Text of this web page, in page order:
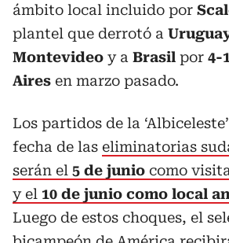
ámbito local incluido por
plantel que derrotó a
Montevideo y a Brasil por 4-
Aires en marzo pasado.
Los partidos de la
fecha de las eliminatorias
serán el 5 de junio como
y el 10 de junio como local
Luego de estos choques, el